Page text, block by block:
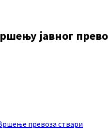
јавног
превоза ствари